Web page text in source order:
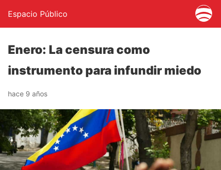
Espacio Público
Enero: La censura como
instrumento para infundir miedo
hace 9 años